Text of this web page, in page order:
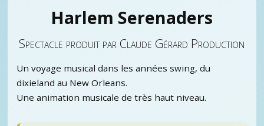
Harlem Serenaders
Spectacle produit par Claude Gérard Production
Un voyage musical dans les années swing, du
dixieland au New Orleans.
Une animation musicale de très haut niveau.